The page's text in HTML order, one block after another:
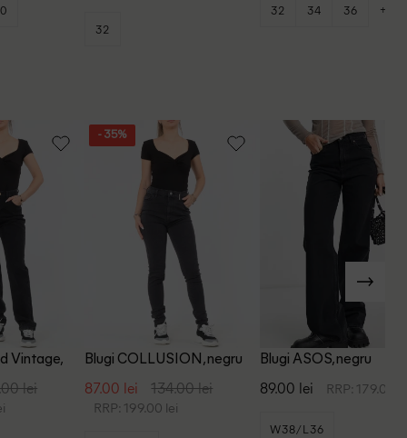
32
32 34 36 +2
Vintage,
lei
- 35%
Blugi COLLUSION, negru
87.00 lei 134.00 lei
RRP: 199.00 lei
Blugi ASOS, negru
89.00 lei RRP: 179.00
W38/L36